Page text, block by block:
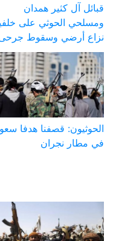
قبائل آل كثير همدان
ومسلحي الحوثي على
نزاع أرضي وسقوط
الحوثيون: قصفنا هدفا
في مطار نجران